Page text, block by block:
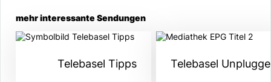
mehr interessante Sendungen
Telebasel Tipps Telebasel